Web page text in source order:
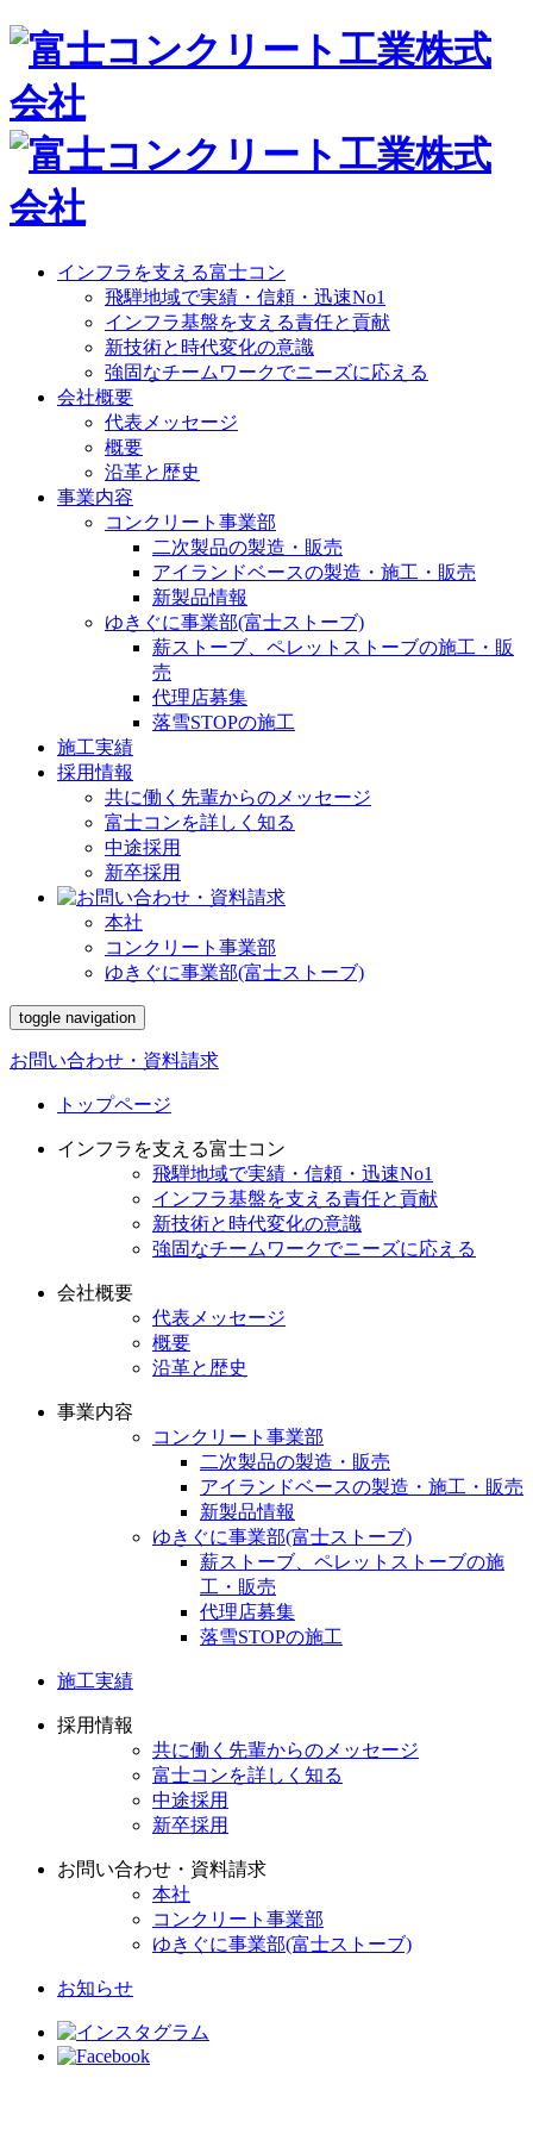
インフラを支える富士コン
飛騨地域で実績・信頼・迅速No1
インフラ基盤を支える責任と貢献
新技術と時代変化の意識
強固なチームワークでニーズに応える
会社概要
代表メッセージ
概要
沿革と歴史
事業内容
コンクリート事業部
二次製品の製造・販売
アイランドベースの製造・施工・販売
新製品情報
ゆきぐに事業部(富士ストーブ)
薪ストーブ、ペレットストーブの施工・販
売
代理店募集
落雪STOPの施工
施工実績
採用情報
共に働く先輩からのメッセージ
富士コンを詳しく知る
中途採用
新卒採用
本社
コンクリート事業部
ゆきぐに事業部(富士ストーブ)
toggle navigation
お問い合わせ・資料請求
トップページ
インフラを支える富士コン
飛騨地域で実績・信頼・迅速No1
インフラ基盤を支える責任と貢献
新技術と時代変化の意識
強固なチームワークでニーズに応える
会社概要
代表メッセージ
概要
沿革と歴史
事業内容
コンクリート事業部
二次製品の製造・販売
アイランドベースの製造・施工・販売
新製品情報
ゆきぐに事業部(富士ストーブ)
薪ストーブ、ペレットストーブの施
工・販売
代理店募集
落雪STOPの施工
施工実績
採用情報
共に働く先輩からのメッセージ
富士コンを詳しく知る
中途採用
新卒採用
お問い合わせ・資料請求
本社
コンクリート事業部
ゆきぐに事業部(富士ストーブ)
お知らせ